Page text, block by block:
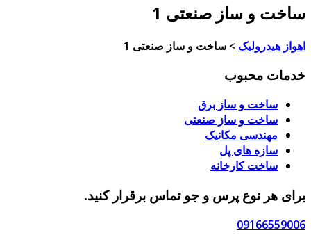
ساخت و ساز صنعتی 1
اهواز هیدرولیک> ساخت و ساز صنعتی 1
خدمات محبوب
ساخت و ساز برق
ساخت و ساز صنعتی
مهندسی مکانیک
سازه های پل
ساخت کارخانه
برای هر نوع پرس و جو تماس برقرار کنید.
09166559006